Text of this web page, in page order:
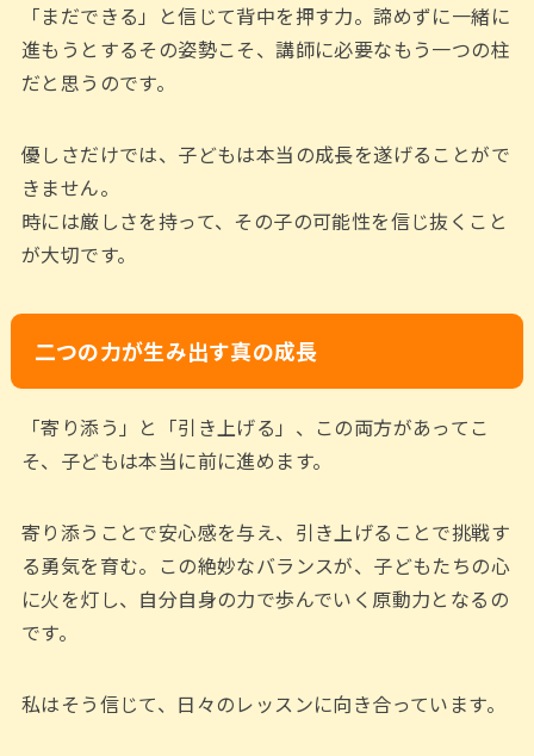
「まだできる」と信じて背中を押す力。諦めずに一緒に
進もうとするその姿勢こそ、講師に必要なもう一つの柱
だと思うのです。
優しさだけでは、子どもは本当の成長を遂げることがで
きません。
時には厳しさを持って、その子の可能性を信じ抜くこと
が大切です。
二つの力が生み出す真の成長
「寄り添う」と「引き上げる」、この両方があってこ
そ、子どもは本当に前に進めます。
寄り添うことで安心感を与え、引き上げることで挑戦す
る勇気を育む。この絶妙なバランスが、子どもたちの心
に火を灯し、自分自身の力で歩んでいく原動力となるの
です。
私はそう信じて、日々のレッスンに向き合っています。